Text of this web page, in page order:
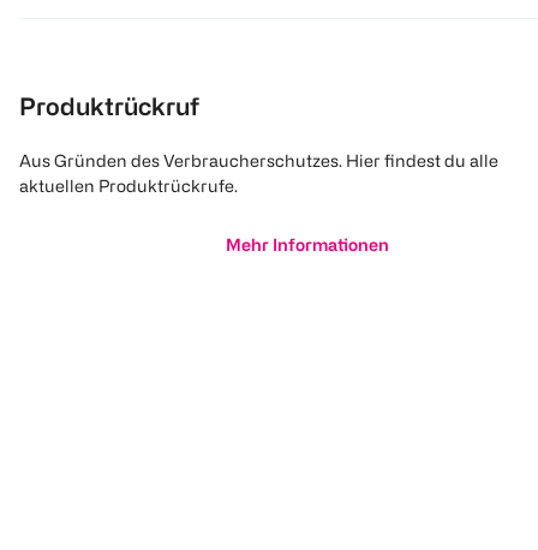
Produktrückruf
Aus Gründen des Verbraucherschutzes. Hier findest du alle
aktuellen Produktrückrufe.
Mehr Informationen